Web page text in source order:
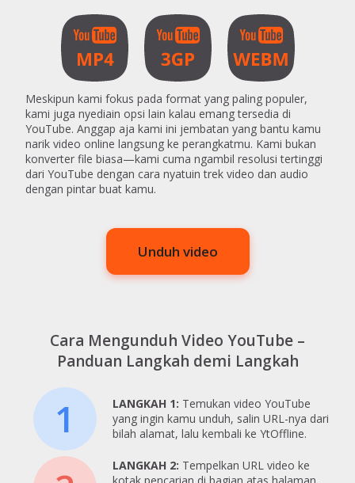
Meskipun kami fokus pada format yang paling populer,
kami juga nyediain opsi lain kalau emang tersedia di
YouTube. Anggap aja kami ini jembatan yang bantu kamu
narik video online langsung ke perangkatmu. Kami bukan
konverter file biasa—kami cuma ngambil resolusi tertinggi
dari YouTube dengan cara nyatuin trek video dan audio
dengan pintar buat kamu.
Unduh video
Cara Mengunduh Video YouTube –
Panduan Langkah demi Langkah
1 LANGKAH 1: Temukan video YouTube
yang ingin kamu unduh, salin URL-nya dari
bilah alamat, lalu kembali ke YtOffline.
LANGKAH 2: Tempelkan URL video ke